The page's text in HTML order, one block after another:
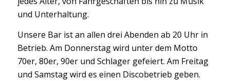
und Unterhaltung.
Unsere Bar ist an allen drei Abenden ab 20 Uhr in
Betrieb. Am Donnerstag wird unter dem Motto
70er, 80er, 90er und Schlager gefeiert. Am Freitag
und Samstag wird es einen Discobetrieb geben.